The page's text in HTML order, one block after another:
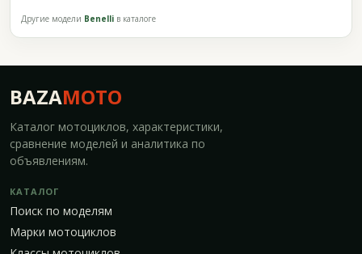
Другие модели Benelli в каталоге
BAZAMOTO
Каталог мотоциклов, характеристики,
сравнение моделей и аналитика по
объявлениям.
КАТАЛОГ
Поиск по моделям
Марки мотоциклов